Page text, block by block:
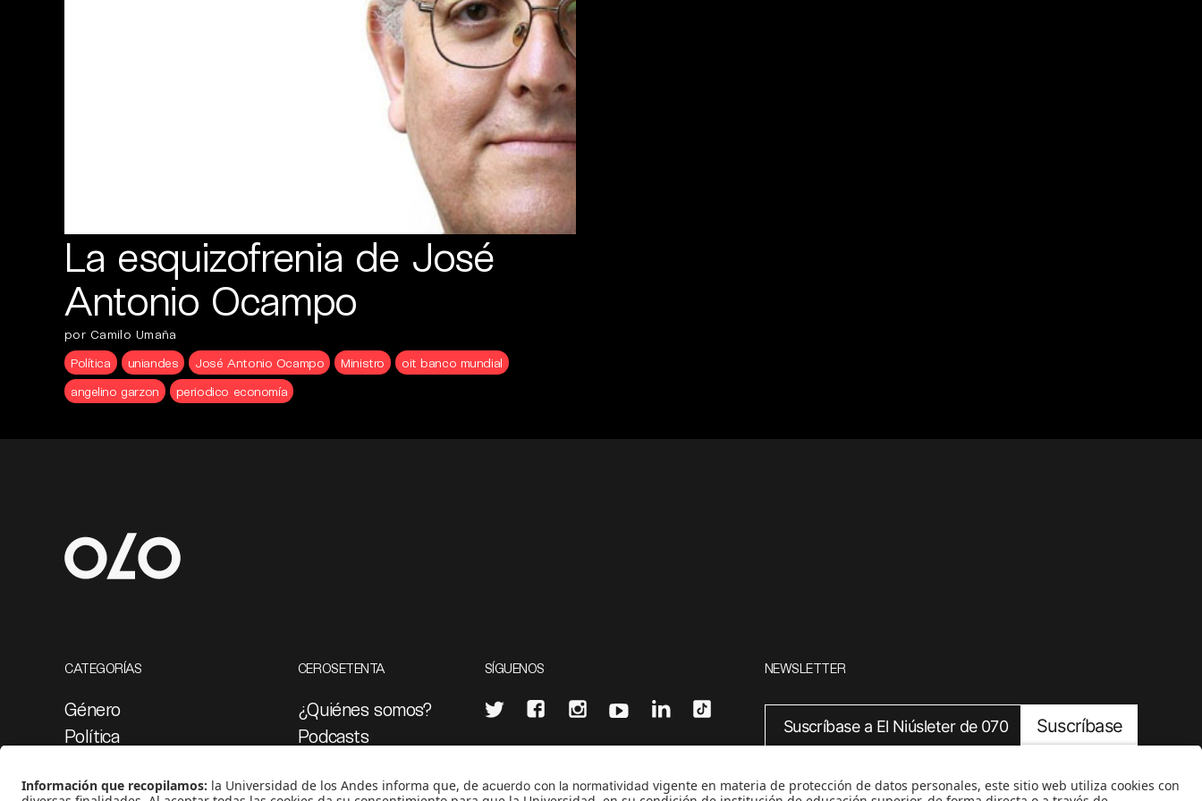
La esquizofrenia de José
Antonio Ocampo
por Camilo Umaña
Política
uniandes José Antonio Ocampo Ministro
oit banco mundial
angelino garzon
periodico economía
CATEGORÍAS
Género
Política
Medio ambiente
CEROSETENTA
¿Quiénes somos?
Podcasts
Proyectos 070
SÍGUENOS NEWSLETTER
Suscríbase